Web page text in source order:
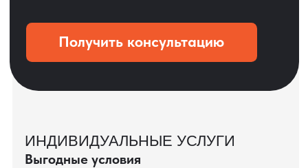
Оставить заявку
КЕЙС ПАО «РОСТЕЛЕКОМ»